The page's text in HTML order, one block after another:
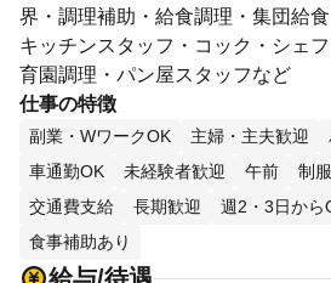
界・調理補助・給食調理・集団給食
キッチンスタッフ・コック・シェ
育園調理・パン屋スタッフなど
仕事の特徴
副業・WワークOK 主婦・主夫歓迎
車通勤OK
未経験者歓迎 午前 制
交通費支給
長期歓迎 週2・3日から
食事補助あり